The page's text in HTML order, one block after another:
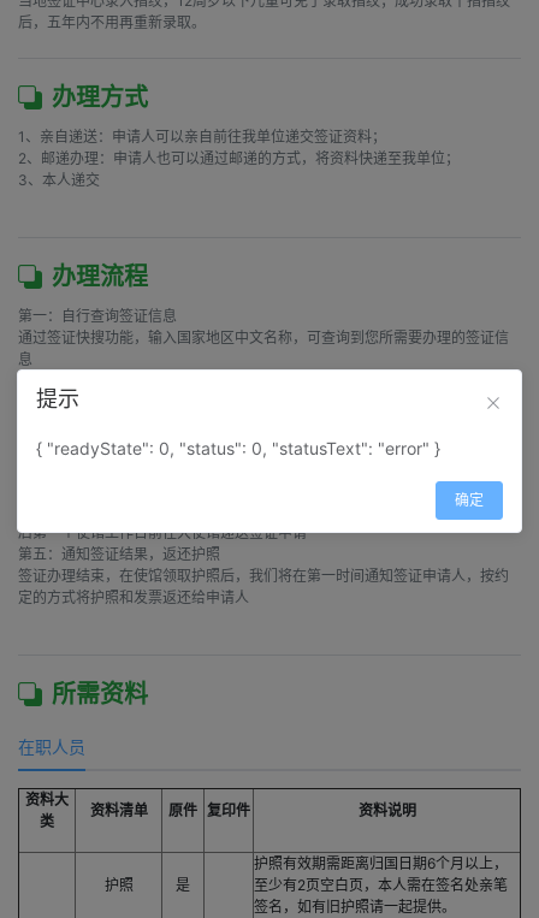
后，五年内不用再重新录取。
办理方式
1、亲自递送：申请人可以亲自前往我单位递交签证资料；
2、邮递办理：申请人也可以通过邮递的方式，将资料快递至我单位；
3、本人递交
办理流程
第一：自行查询签证信息
通过签证快搜功能，输入国家地区中文名称，可查询到您所需要办理的签证信
息
与签证客服沟通，了解需要办理签证的最新信息，如近期签证资料是否有变
第三：签证资料/签证费用/签证协议
收到签证资料和签证费用后，当日整理和审核签证材料，并安排外勤人员在之
后第一个使馆工作日前往大使馆递送签证申请
第五：通知签证结果，返还护照
签证办理结束，在使馆领取护照后，我们将在第一时间通知签证申请人，按约
定的方式将护照和发票返还给申请人
所需资料
在职人员
资料大
类
资料清单 原件 复印件 资料说明
护照 是
护照有效期需距离归国日期6个月以上，
至少有2页空白页，本人需在签名处亲笔
签名，如有旧护照请一起提供。
提示
{ "readyState": 0, "status": 0, "statusText": "error" }
确定